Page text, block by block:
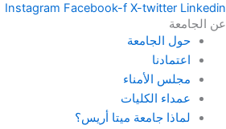
Instagram Facebook-f X-twitter Linkedin
عن الجامعة
حول الجامعة
اعتمادنا
مجلس الأمناء
عمداء الكليات
لماذا جامعة ميتا أريس؟